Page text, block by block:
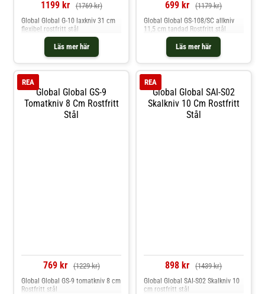
1199 kr (1769 kr)
Läs mer här
Global Global G-10 laxkniv 31 cm
flexibel rostfritt stål
699 kr (1179 kr)
Läs mer här
Global Global GS-108/SC allkniv
11,5 cm tandad Rostfritt stål
Global Global GS-9
Tomatkniv 8 Cm Rostfritt
Stål
REA
769 kr (1229 kr)
Global Global GS-9 tomatkniv 8 cm
Rostfritt stål
Global Global SAI-S02
Skalkniv 10 Cm Rostfritt
Stål
REA
898 kr (1439 kr)
Global Global SAI-S02 Skalkniv 10
cm rostfritt stål